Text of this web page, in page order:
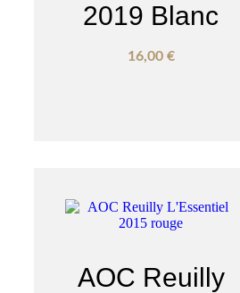
2019 Blanc
16,00 €
AOC Reuilly